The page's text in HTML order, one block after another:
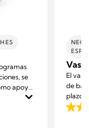
se
apoyo
El
de
plazo
3.5